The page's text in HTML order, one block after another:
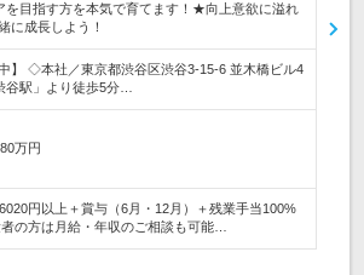
を目指す方を本気で育てます！★向上意欲に溢れ
に成長しよう！
中】 ◇本社／東京都渋谷区渋谷3-15-6 並木橋ビル4
谷駅」より徒歩5分…
万円
円以上＋賞与（6月・12月）＋残業手当100%
の方は月給・年収のご相談も可能…